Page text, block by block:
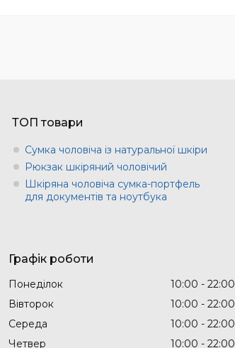
ТОП товари
Сумка чоловіча із натуральної шкіри
Рюкзак шкіряний чоловічий
Шкіряна чоловіча сумка-портфель
для документів та ноутбука
Графік роботи
Понеділок 10:00
22:00
Вівторок
10:00
22:00
Середа
10:00
22:00
Четвер
10:00 22:00